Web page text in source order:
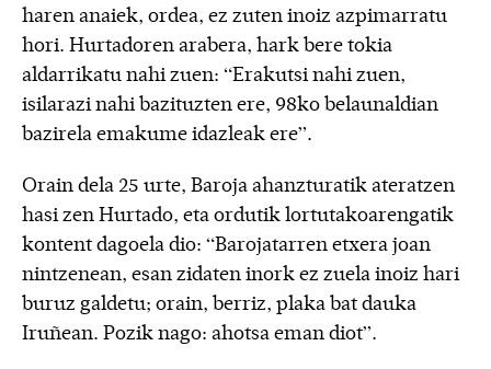
haren anaiek, ordea, ez zuten inoiz azpimarratu
hori. Hurtadoren arabera, hark bere tokia
aldarrikatu nahi zuen: “Erakutsi nahi zuen,
isilarazi nahi bazituzten ere, 98ko belaunaldian
bazirela emakume idazleak ere”.
Orain dela 25 urte, Baroja ahanzturatik ateratzen
hasi zen Hurtado, eta ordutik lortutakoarengatik
kontent dagoela dio: “Barojatarren etxera joan
nintzenean, esan zidaten inork ez zuela inoiz hari
buruz galdetu; orain, berriz, plaka bat dauka
Iruñean. Pozik nago: ahotsa eman diot”.